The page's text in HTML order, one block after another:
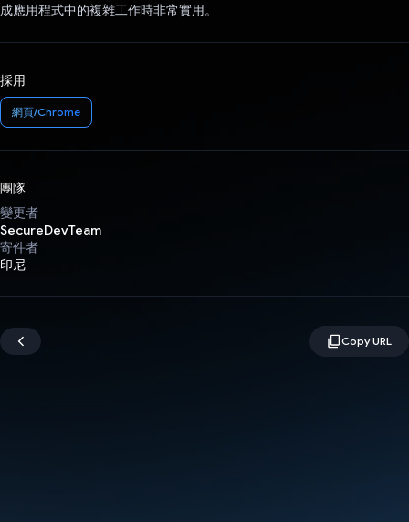
成應用程式中的複雜工作時非常實用。
採用
網頁/Chrome
團隊
變更者
SecureDevTeam
寄件者
印尼